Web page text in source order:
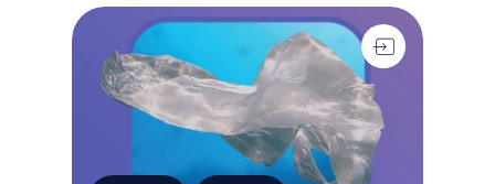
Soyez au courant&nbsp;: La pollution par le